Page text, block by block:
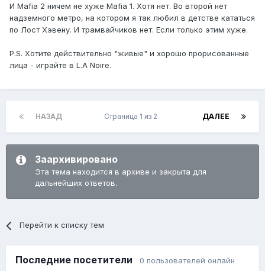
И Mafia 2 ничем не хуже Mafia 1. Хотя нет. Во второй нет
надземного метро, на котором я так любил в детстве кататься
по Лост Хэвену. И трамвайчиков нет. Если только этим хуже.
P.S. Хотите действительно "живые" и хорошо прорисованные
лица - играйте в L.A Noire.
НАЗАД ДАЛЕЕ
Страница 1 из 2
Заархивировано
Эта тема находится в архиве и закрыта для
дальнейших ответов.
Перейти к списку тем
Последние посетители 0 пользователей онлайн